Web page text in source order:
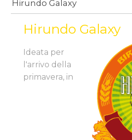
Hirundo Galaxy
Hirundo Galaxy
Ideata per
l'arrivo della
primavera, in